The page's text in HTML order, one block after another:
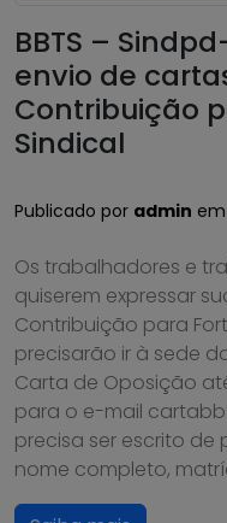
BBTS –
envio de
Contribuição
Sindical
Publicado por admin em
Os trabalhadores e
quiserem expressar
Contribuição para
precisarão ir à sede
Carta de Oposição
para o e-mail
precisa ser escrito
nome completo,